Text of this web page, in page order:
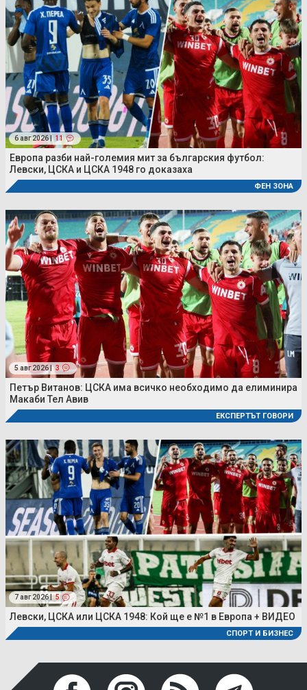
6 авг 2026 | 11
Европа разби най-големия мит за българския футбол:
Левски, ЦСКА и ЦСКА 1948 го доказаха
ФЕН ЗОНА
5 авг 2026 | 3
Петър Витанов: ЦСКА има всичко необходимо да елиминира
Макаби Тел Авив
ЕКСПЕРТЪТ ГОВОРИ
7 авг 2026 | 5
Левски, ЦСКА или ЦСКА 1948: Кой ще е №1 в Европа + ВИДЕО
СПОРТ И БИЗНЕС